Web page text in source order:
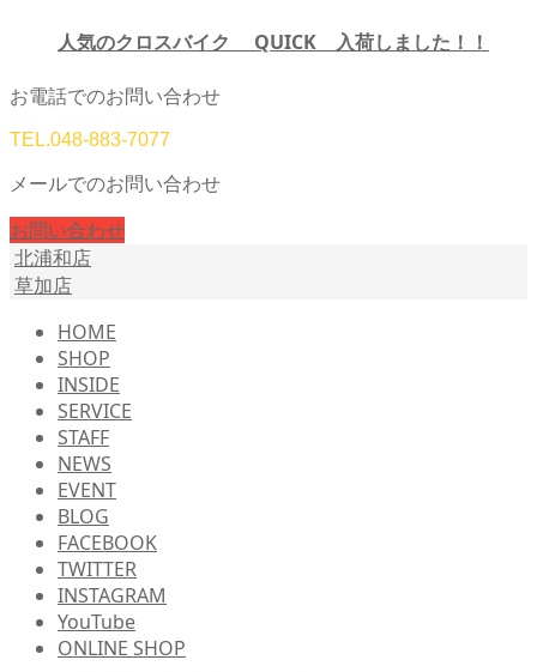
人気のクロスバイク QUICK 入荷しました！！
お電話でのお問い合わせ
TEL.048-883-7077
メールでのお問い合わせ
お問い合わせ
北浦和店
草加店
HOME
SHOP
INSIDE
SERVICE
STAFF
NEWS
EVENT
BLOG
FACEBOOK
TWITTER
INSTAGRAM
YouTube
ONLINE SHOP